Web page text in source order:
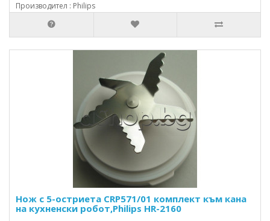
Производител : Philips
Нож с 5-остриета CRP571/01 комплект към кана
на кухненски робот,Philips HR-2160